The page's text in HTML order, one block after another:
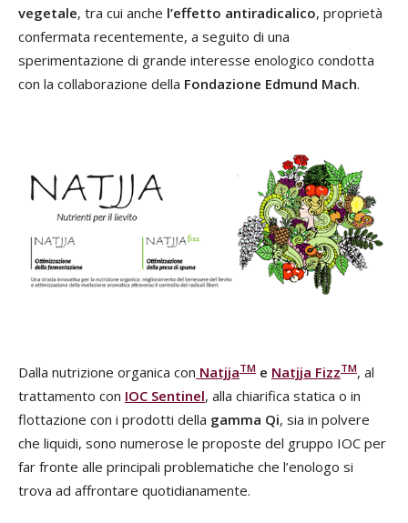
vegetale, tra cui anche l’effetto antiradicalico, proprietà
confermata recentemente, a seguito di una
sperimentazione di grande interesse enologico condotta
con la collaborazione della Fondazione Edmund Mach.
Dalla nutrizione organica con NatjjaTM e Natjja FizzTM, al
trattamento con IOC Sentinel, alla chiarifica statica o in
flottazione con i prodotti della gamma Qi, sia in polvere
che liquidi, sono numerose le proposte del gruppo IOC per
far fronte alle principali problematiche che l’enologo si
trova ad affrontare quotidianamente.